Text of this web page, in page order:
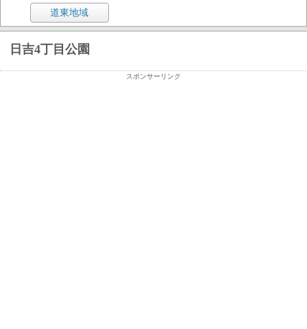
道東地域
日吉4丁目公園
スポンサーリンク